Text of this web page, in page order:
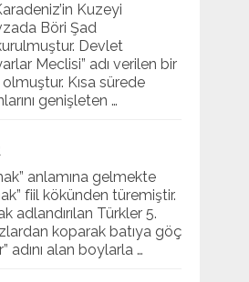
Kuzeyi
Böri Şad
Devlet
Meclisi” adı verilen bir
Kısa sürede
genişleten …
anlamına gelmekte
fiil kökünden türemiştir.
adlandırılan Türkler 5.
koparak batıya göç
adını alan boylarla …